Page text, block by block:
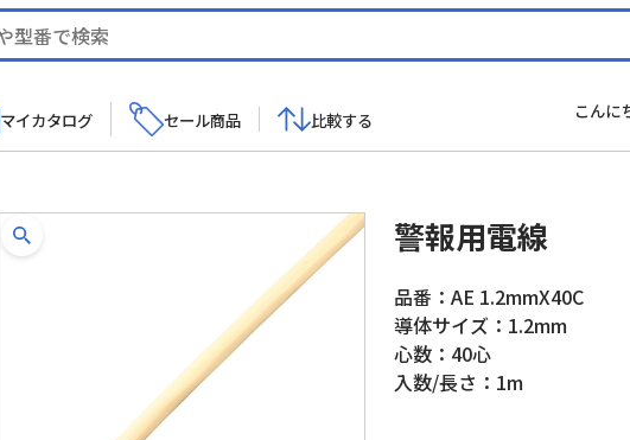
マイカタログ セール商品 比較する こんに
警報用電線
品番：AE 1.2mmX40C
導体サイズ：1.2mm
心数：40心
入数/長さ：1m